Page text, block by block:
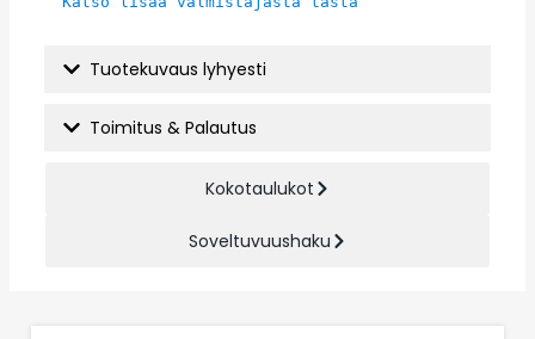
Tuotekuvaus lyhyesti
Toimitus & Palautus
Kokotaulukot
Soveltuvuushaku